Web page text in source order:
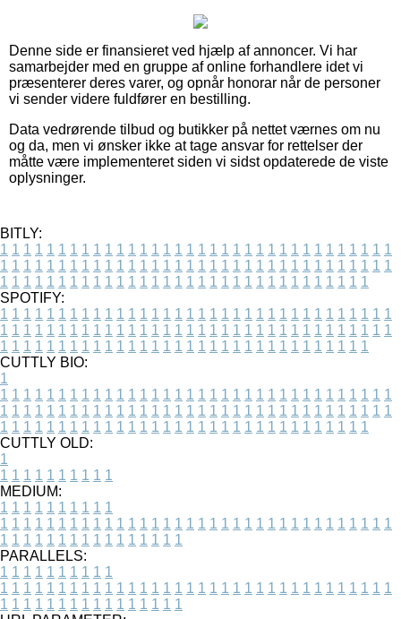
Denne side er finansieret ved hjælp af annoncer. Vi har
samarbejder med en gruppe af online forhandlere idet vi
præsenterer deres varer, og opnår honorar når de personer
vi sender videre fuldfører en bestilling.
Data vedrørende tilbud og butikker på nettet værnes om nu
og da, men vi ønsker ikke at tage ansvar for rettelser der
måtte være implementeret siden vi sidst opdaterede de viste
oplysninger.
BITLY:
1 1 1 1 1 1 1 1 1 1 1 1 1 1 1 1 1 1 1 1 1 1 1 1 1 1 1 1 1 1 1 1 1 1
1 1 1 1 1 1 1 1 1 1 1 1 1 1 1 1 1 1 1 1 1 1 1 1 1 1 1 1 1 1 1 1 1 1
1 1 1 1 1 1 1 1 1 1 1 1 1 1 1 1 1 1 1 1 1 1 1 1 1 1 1 1 1 1 1 1
SPOTIFY:
1 1 1 1 1 1 1 1 1 1 1 1 1 1 1 1 1 1 1 1 1 1 1 1 1 1 1 1 1 1 1 1 1 1
1 1 1 1 1 1 1 1 1 1 1 1 1 1 1 1 1 1 1 1 1 1 1 1 1 1 1 1 1 1 1 1 1 1
1 1 1 1 1 1 1 1 1 1 1 1 1 1 1 1 1 1 1 1 1 1 1 1 1 1 1 1 1 1 1 1
CUTTLY BIO:
1
1 1 1 1 1 1 1 1 1 1 1 1 1 1 1 1 1 1 1 1 1 1 1 1 1 1 1 1 1 1 1 1 1 1
1 1 1 1 1 1 1 1 1 1 1 1 1 1 1 1 1 1 1 1 1 1 1 1 1 1 1 1 1 1 1 1 1 1
1 1 1 1 1 1 1 1 1 1 1 1 1 1 1 1 1 1 1 1 1 1 1 1 1 1 1 1 1 1 1 1
CUTTLY OLD:
1
1 1 1 1 1 1 1 1 1 1
MEDIUM:
1 1 1 1 1 1 1 1 1 1
1 1 1 1 1 1 1 1 1 1 1 1 1 1 1 1 1 1 1 1 1 1 1 1 1 1 1 1 1 1 1 1 1 1
1 1 1 1 1 1 1 1 1 1 1 1 1 1 1 1
PARALLELS:
1 1 1 1 1 1 1 1 1 1
1 1 1 1 1 1 1 1 1 1 1 1 1 1 1 1 1 1 1 1 1 1 1 1 1 1 1 1 1 1 1 1 1 1
1 1 1 1 1 1 1 1 1 1 1 1 1 1 1 1